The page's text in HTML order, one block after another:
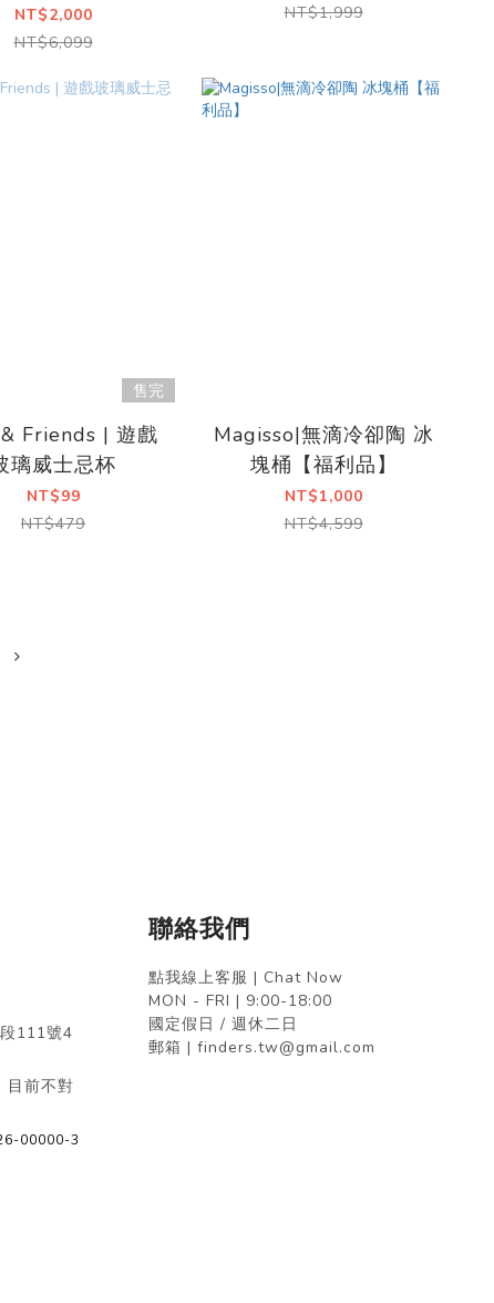
NT$2,000
NT$6,099
NT$1,999
售完
Friends | 遊戲
璃威士忌杯
NT$99
NT$479
Magisso|無滴冷卻陶 冰
塊桶【福利品】
NT$1,000
NT$4,599
111號4
目前不對
00000-3
聯絡我們
點我線上客服 | Chat Now
MON - FRI | 9:00-18:00
國定假日 / 週休二日
郵箱 | finders.tw@gmail.com